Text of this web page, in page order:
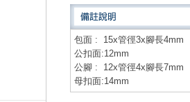
包面 : 15x管徑3x腳長4mm
公扣面:12mm
公腳 : 12x管徑4x腳長7mm
母扣面:14mm